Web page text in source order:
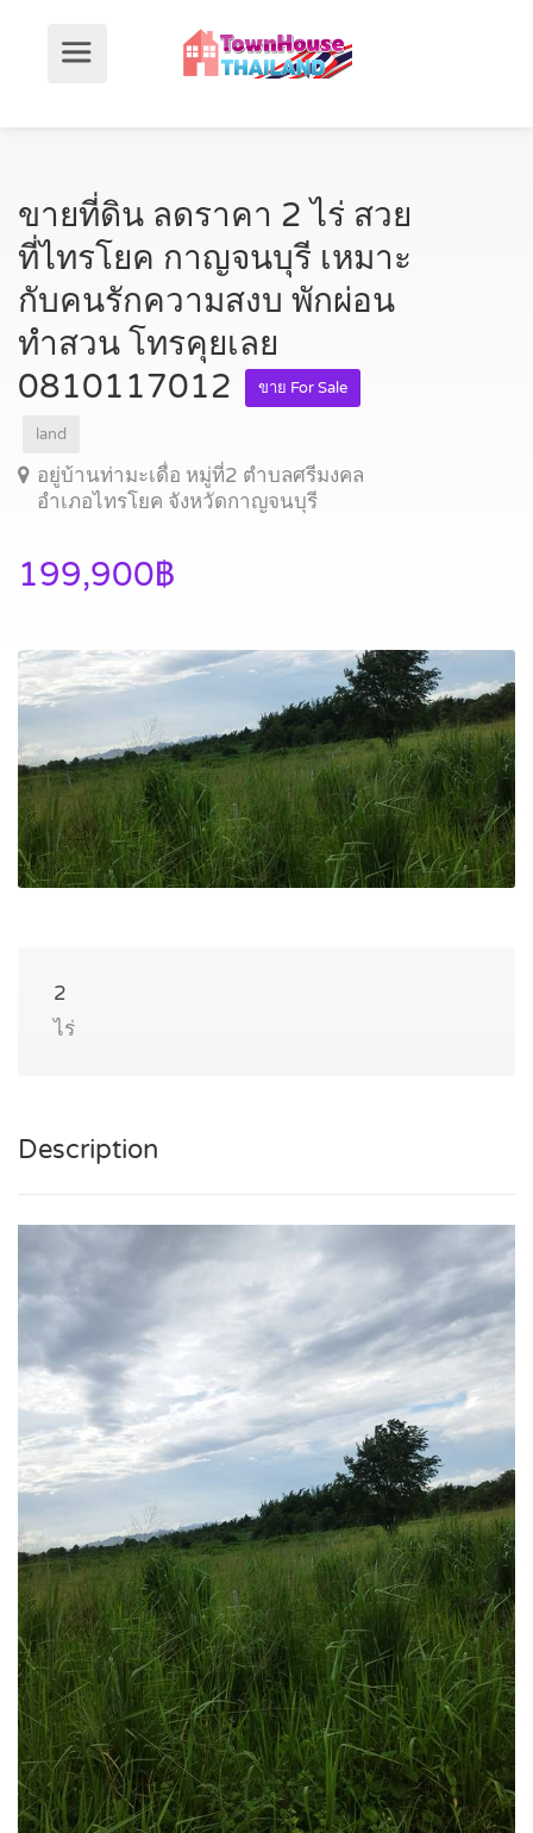
ขายที่ดิน ลดราคา 2 ไร่ สวย
ที่ไทรโยค กาญจนบุรี เหมาะ
กับคนรักความสงบ พักผ่อน
ทำสวน โทรคุยเลย
0810117012
ขาย For Sale
land
อยู่บ้านท่ามะเดื่อ หมู่ที่2 ตำบลศรีมงคล
อำเภอไทรโยค จังหวัดกาญจนบุรี
199,900฿
2
ไร่
Description